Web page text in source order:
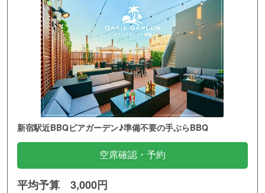
新宿駅近BBQビアガーデン♪準備不要の手ぶらBBQ
空席確認・予約
平均予算 3,000円